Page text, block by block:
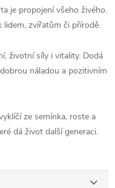
je propojení všeho živého.
lidem, zvířatům či přírodě.
životní síly i vitality. Dodá
náladou a pozitivním
ze semínka, roste a
dá život další generaci.